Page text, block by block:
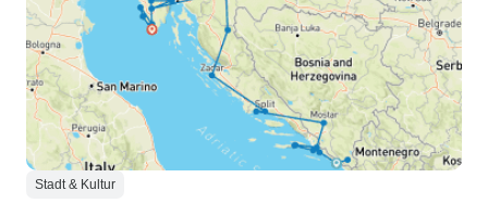
Stadt & Kultur